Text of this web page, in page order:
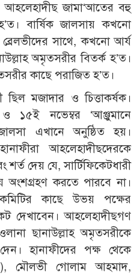
আহলেহাদীছ জামা‘আতের বহু
বার্ষিক জালসায় কখনো
সাথে, কখনো আর্য
অমৃতসরীর বিতর্ক হ’ত।
কাছে পরাজিত হ’ত।
ছিল মজাদার ও চিত্তাকর্ষক।
নভেম্বর ‘আঞ্জুমানে
এখানে অনুষ্ঠিত হয়।
আহলেহাদীছদেরকে
শর্ত দেয় যে, সার্টিফিকেটধারী
অংশগ্রহণ করতে পারবে না।
কমিটির কাছে উভয় পক্ষের
দেখাবেন। আহলেহাদীছগণ
ছানাউল্লাহ অমৃতসরীকে
হানাফীদের পক্ষ থেকে
মৌলভী গোলাম আহমাদ,